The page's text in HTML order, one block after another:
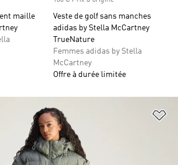
maille
Veste de golf sans manches
adidas by Stella McCartney
TrueNature
Femmes adidas by Stella
McCartney
Offre à durée limitée